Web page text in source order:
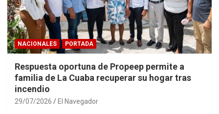
NACIONALES PORTADA
Respuesta oportuna de Propeep permite a
familia de La Cuaba recuperar su hogar tras
incendio
29/07/2026 El Navegador